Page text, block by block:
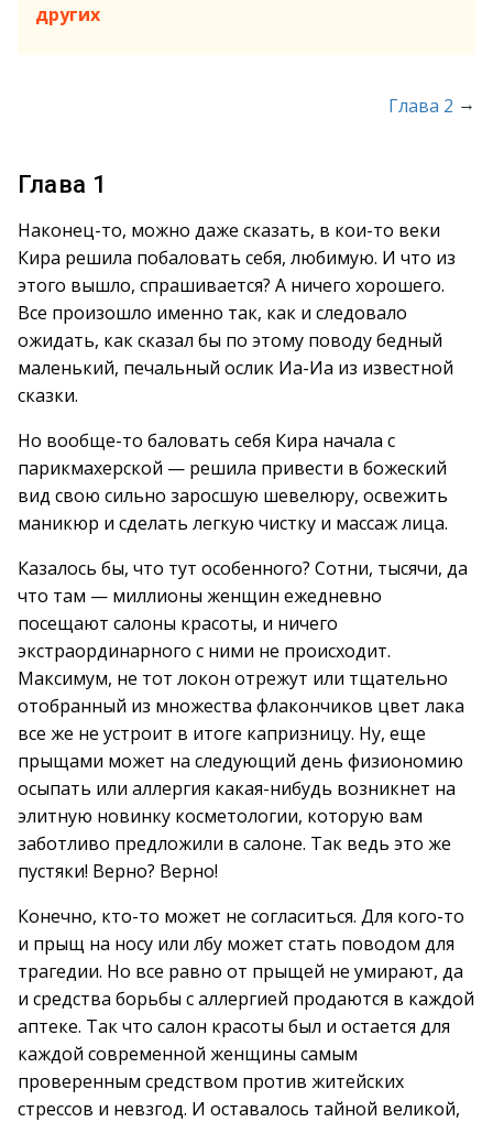
других
Глава 2 →
Глава 1
Наконец-то, можно даже сказать, в кои-то веки
Кира решила побаловать себя, любимую. И что из
этого вышло, спрашивается? А ничего хорошего.
Все произошло именно так, как и следовало
ожидать, как сказал бы по этому поводу бедный
маленький, печальный ослик Иа-Иа из известной
сказки.
Но вообще-то баловать себя Кира начала с
парикмахерской — решила привести в божеский
вид свою сильно заросшую шевелюру, освежить
маникюр и сделать легкую чистку и массаж лица.
Казалось бы, что тут особенного? Сотни, тысячи, да
что там — миллионы женщин ежедневно
посещают салоны красоты, и ничего
экстраординарного с ними не происходит.
Максимум, не тот локон отрежут или тщательно
отобранный из множества флакончиков цвет лака
все же не устроит в итоге капризницу. Ну, еще
прыщами может на следующий день физиономию
осыпать или аллергия какая-нибудь возникнет на
элитную новинку косметологии, которую вам
заботливо предложили в салоне. Так ведь это же
пустяки! Верно? Верно!
Конечно, кто-то может не согласиться. Для кого-то
и прыщ на носу или лбу может стать поводом для
трагедии. Но все равно от прыщей не умирают, да
и средства борьбы с аллергией продаются в каждой
аптеке. Так что салон красоты был и остается для
каждой современной женщины самым
проверенным средством против житейских
стрессов и невзгод. И оставалось тайной великой,